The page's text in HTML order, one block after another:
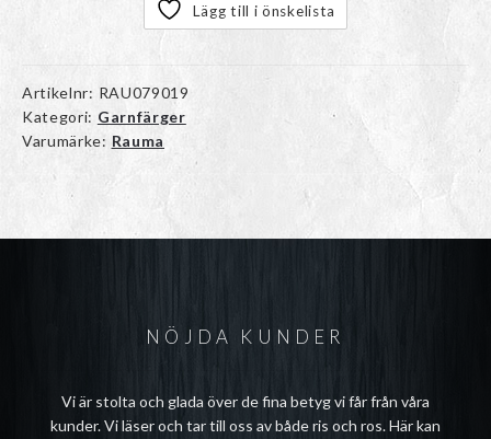
Lägg till i önskelista
Artikelnr: RAU079019
Kategori: Garnfärger
Varumärke: Rauma
NÖJDA KUNDER
Vi är stolta och glada över de fina betyg vi får från våra
kunder. Vi läser och tar till oss av både ris och ros. Här kan